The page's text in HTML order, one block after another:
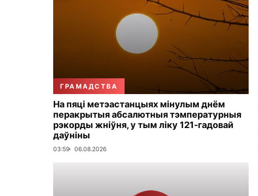
ГРАМАДСТВА
На пяці метэастанцыях мінулым днём
перакрытыя абсалютныя тэмпературныя
рэкорды жніўня, у тым ліку 121-гадовай
даўніны
03:59 06.08.2026